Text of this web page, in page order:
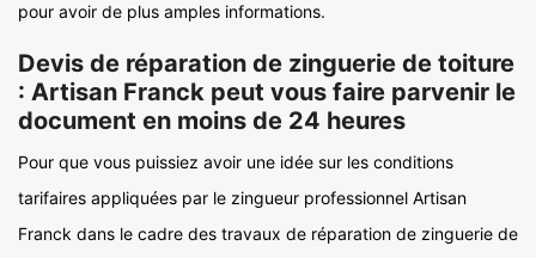
pour avoir de plus amples informations.
Devis de réparation de zinguerie de toiture
: Artisan Franck peut vous faire parvenir le
document en moins de 24 heures
Pour que vous puissiez avoir une idée sur les conditions
tarifaires appliquées par le zingueur professionnel Artisan
Franck dans le cadre des travaux de réparation de zinguerie de